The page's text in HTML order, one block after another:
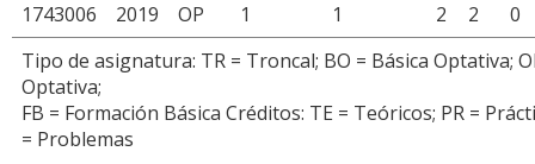
Tipo de asignatura: TR = Troncal; BO = Básica Optativa;
Optativa;
FB = Formación Básica Créditos: TE = Teóricos; PR =
= Problemas
1743006 2019 OP 1 1 2 2 0